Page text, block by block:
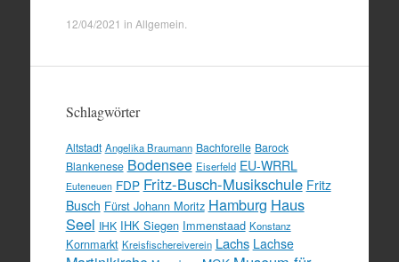
12/04/2021 in Allgemein
Schlagwörter
Altstadt Angelika Braumann Bachforelle Barock
Blankenese Bodensee Eiserfeld EU-WRRL
Euteneuen FDP Fritz-Busch-Musikschule Fritz
Busch Fürst Johann Moritz Hamburg Haus
Seel IHK IHK Siegen Immenstaad Konstanz
Kornmarkt Kreisfischereiverein Lachs Lachse